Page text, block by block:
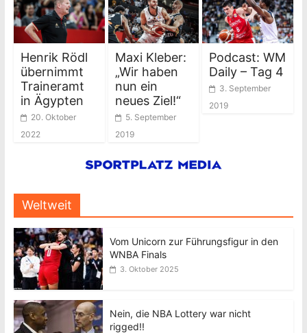
Henrik Rödl
übernimmt
Traineramt
in Ägypten
20. Oktober
2022
Maxi Kleber:
„Wir haben
nun ein
neues Ziel!“
5. September
2019
Podcast: WM
Daily – Tag 4
3. September
2019
Weltweit
Vom Unicorn zur Führungsfigur in den
WNBA Finals
3. Oktober 2025
Nein, die NBA Lottery war nicht
rigged!!